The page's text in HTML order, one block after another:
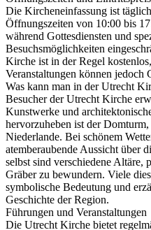
Die Kircheneinfassung ist
Öffnungszeiten von 10:00 bis
während Gottesdiensten und
Besuchsmöglichkeiten
Kirche ist in der Regel
Veranstaltungen können jedoch
Was kann man in der Utrecht
Besucher der Utrecht Kirche
Kunstwerke und
hervorzuheben ist der
Niederlande. Bei schönem
atemberaubende Aussicht über
selbst sind verschiedene Altäre,
Gräber zu bewundern. Viele
symbolische Bedeutung und
Geschichte der Region.
Führungen und Veranstaltungen
Die Utrecht Kirche bietet